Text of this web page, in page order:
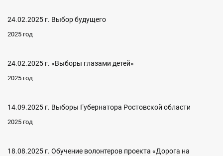
24.02.2025 г. Выбор будущего
2025 год
24.02.2025 г. «Выборы глазами детей»
2025 год
14.09.2025 г. Выборы Губернатора Ростовской области
2025 год
18.08.2025 г. Обучение волонтеров проекта «Дорога на